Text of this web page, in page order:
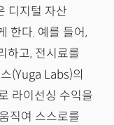
디지털 자산
한다. 예를 들어,
하고, 전시료를
(Yuga Labs)의
라이선싱 수익을
직여 스스로를